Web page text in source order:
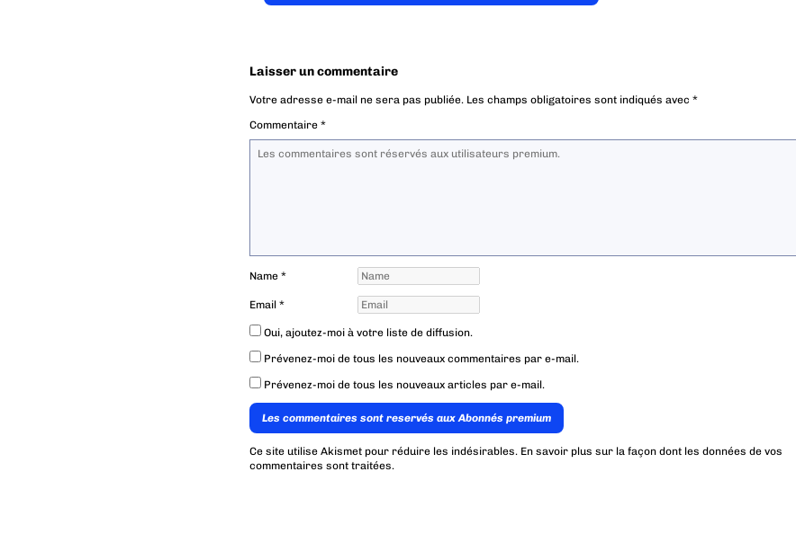
Laisser un commentaire
Votre adresse e-mail ne sera pas publiée. Les champs obligatoires sont indiqués avec *
Commentaire *
Name *
Email *
Oui, ajoutez-moi à votre liste de diffusion.
Prévenez-moi de tous les nouveaux commentaires par e-mail.
Prévenez-moi de tous les nouveaux articles par e-mail.
Les commentaires sont reservés aux Abonnés premium
Ce site utilise Akismet pour réduire les indésirables. En savoir plus sur la façon dont les données de vos
commentaires sont traitées.